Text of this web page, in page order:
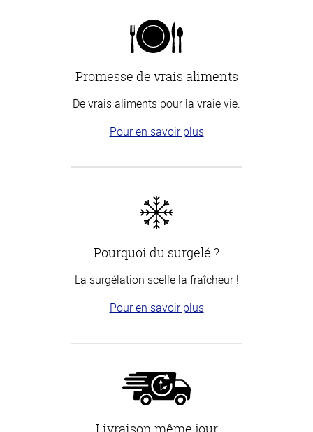
Promesse de vrais aliments
De vrais aliments pour la vraie vie.
Pour en savoir plus
Pourquoi du surgelé ?
La surgélation scelle la fraîcheur !
Pour en savoir plus
Livraison même jour